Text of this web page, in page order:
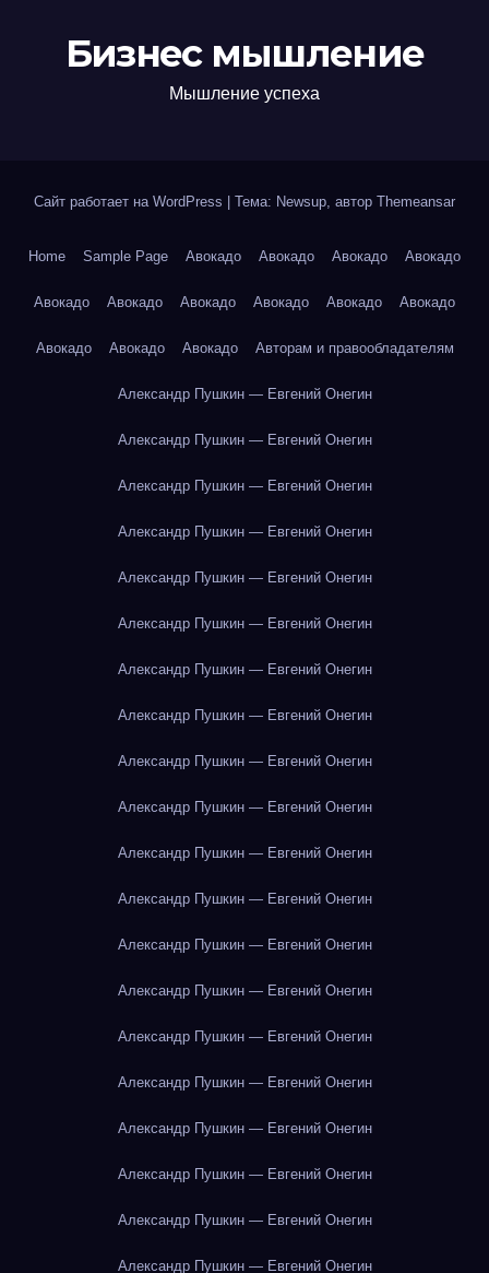
Бизнес мышление
Мышление успеха
Сайт работает на WordPress Тема: Newsup, автор Themeansar
Home Sample Page Авокадо Авокадо Авокадо Авокадо
Авокадо Авокадо Авокадо Авокадо Авокадо Авокадо
Авокадо Авокадо Авокадо Авторам и правообладателям
Александр Пушкин — Евгений Онегин
Александр Пушкин — Евгений Онегин
Александр Пушкин — Евгений Онегин
Александр Пушкин — Евгений Онегин
Александр Пушкин — Евгений Онегин
Александр Пушкин — Евгений Онегин
Александр Пушкин — Евгений Онегин
Александр Пушкин — Евгений Онегин
Александр Пушкин — Евгений Онегин
Александр Пушкин — Евгений Онегин
Александр Пушкин — Евгений Онегин
Александр Пушкин — Евгений Онегин
Александр Пушкин — Евгений Онегин
Александр Пушкин — Евгений Онегин
Александр Пушкин — Евгений Онегин
Александр Пушкин — Евгений Онегин
Александр Пушкин — Евгений Онегин
Александр Пушкин — Евгений Онегин
Александр Пушкин — Евгений Онегин
Александр Пушкин — Евгений Онегин